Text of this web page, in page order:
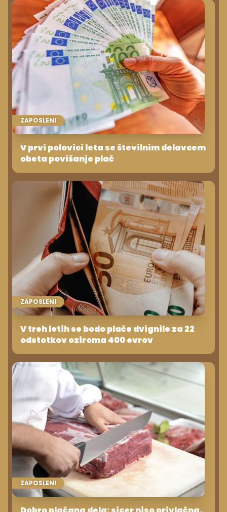
ZAPOSLENI
V prvi polovici leta se številnim delavcem
obeta povišanje plač
ZAPOSLENI
V treh letih se bodo plače dvignile za 22
odstotkov oziroma 400 evrov
ZAPOSLENI